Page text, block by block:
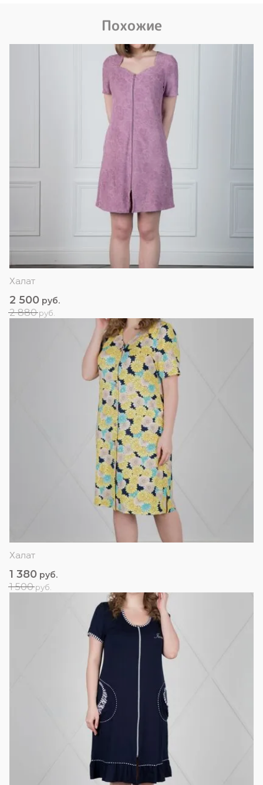
Похожие
Халат
2 880руб.
2 500 руб.
Халат
1 500руб.
1 380 руб.